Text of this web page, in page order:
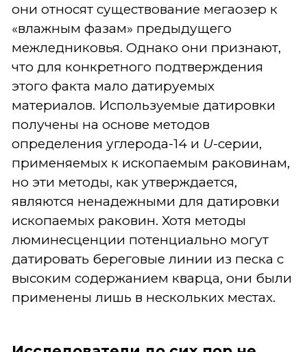
они относят существование мегаозер к
«влажным фазам» предыдущего
межледниковья. Однако они признают,
что для конкретного подтверждения
этого факта мало датируемых
материалов. Используемые датировки
получены на основе методов
определения углерода-14 и U-серии,
применяемых к ископаемым раковинам,
но эти методы, как утверждается,
являются ненадежными для датировки
ископаемых раковин. Хотя методы
люминесценции потенциально могут
датировать береговые линии из песка с
высоким содержанием кварца, они были
применены лишь в нескольких местах.